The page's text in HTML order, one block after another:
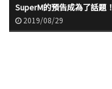
SuperM的預告成為了話題！
2019/08/29